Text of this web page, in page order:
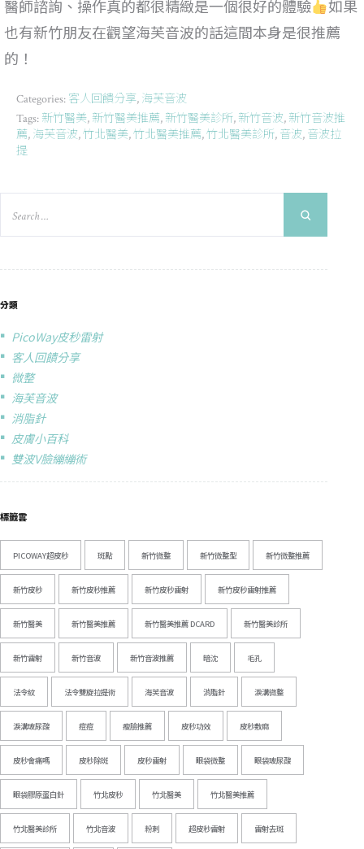
醫師諮詢、操作真的都很精緻是一個很好的體驗
如果
也有新竹朋友在觀望海芙音波的話這間本身是很推薦
的！
Categories: 客人回饋分享, 海芙音波
Tags: 新竹醫美, 新竹醫美推薦, 新竹醫美診所, 新竹音波, 新竹音波推
薦, 海芙音波,竹北醫美,竹北醫美推薦,竹北醫美診所, 音波, 音波拉
提
分類
PicoWay皮秒雷射
客人回饋分享
微整
海芙音波
消脂針
皮膚小百科
雙波V臉繃繃術
標籤雲
PICOWAY超皮秒 斑點 新竹微整 新竹微整型 新竹微整推薦
新竹皮秒 新竹皮秒推薦 新竹皮秒雷射 新竹皮秒雷射推薦
新竹醫美 新竹醫美推薦 新竹醫美推薦 DCARD 新竹醫美診所
新竹雷射 新竹音波 新竹音波推薦 暗沈 毛孔
法令紋 法令雙旋拉提術 海芙音波 消脂針 淚溝微整
淚溝玻尿酸 痘痘 瘦臉推薦 皮秒功效 皮秒敷麻
皮秒會痛嗎 皮秒除斑 皮秒雷射 眼袋微整 眼袋玻尿酸
眼袋膠原蛋白針 竹北皮秒 竹北醫美 竹北醫美推薦
竹北醫美診所 竹北音波 粉刺 超皮秒雷射 雷射去斑